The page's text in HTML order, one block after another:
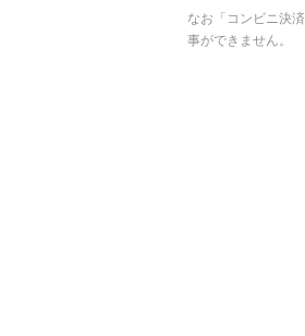
なお「コンビニ決
事ができません。